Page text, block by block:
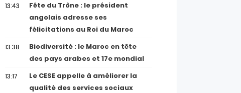
13:43
Fête du Trône : le président
angolais adresse ses
félicitations au Roi du Maroc
13:38
Biodiversité : le Maroc en tête
des pays arabes et 17e mondial
13:17
Le CESE appelle à améliorer la
qualité des services sociaux